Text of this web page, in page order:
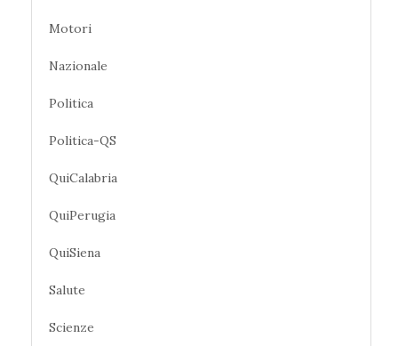
Motori
Nazionale
Politica
Politica-QS
QuiCalabria
QuiPerugia
QuiSiena
Salute
Scienze